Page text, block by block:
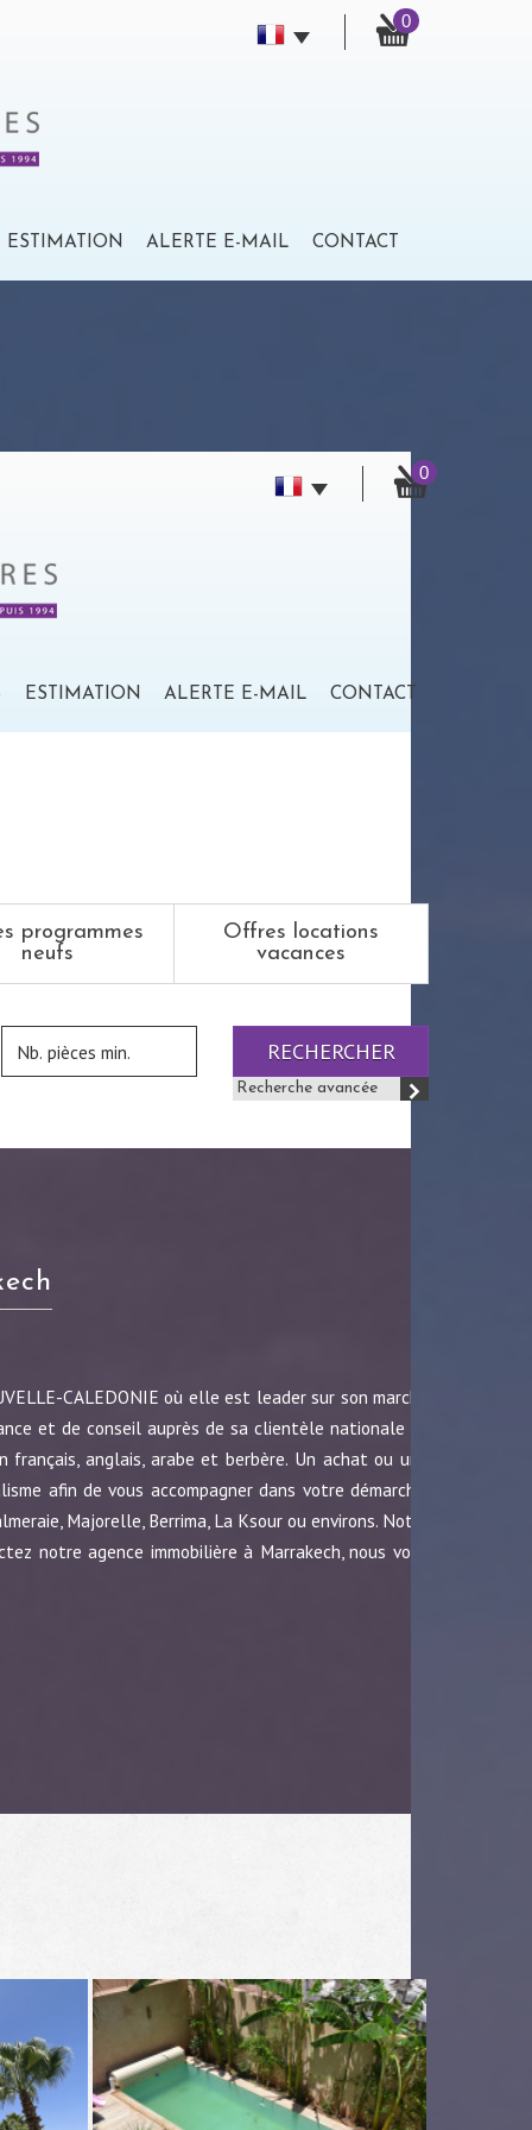
0
ESTIMATION ALERTE E-MAIL CONTACT
0
ESTIMATION ALERTE E-MAIL CONTACT
programmes
neufs
Offres locations
vacances
RECHERCHER
Recherche avancée
CALEDONIE où elle est leader sur son marché
et de conseil auprès de sa clientèle nationale et
anglais, arabe et berbère. Un achat ou une
afin de vous accompagner dans votre démarche.
Majorelle, Berrima, La Ksour ou environs. Notre
notre agence immobilière à Marrakech, nous vous